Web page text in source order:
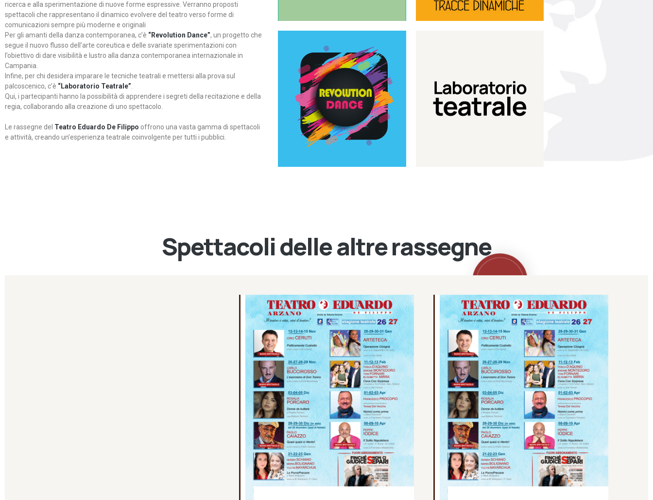
ricerca e alla sperimentazione di nuove forme espressive. Verranno proposti
spettacoli che rappresentano il dinamico evolvere del teatro verso forme di
comunicazioni sempre più moderne e originali
Per gli amanti della danza contemporanea, c’è “Revolution Dance”, un progetto che
segue il nuovo flusso dell’arte coreutica e delle svariate sperimentazioni con
l’obiettivo di dare visibilità e lustro alla danza contemporanea internazionale in
Campania.
Infine, per chi desidera imparare le tecniche teatrali e mettersi alla prova sul
palcoscenico, c’è “Laboratorio Teatrale”
Qui, i partecipanti hanno la possibilità di apprendere i segreti della recitazione e della
regia, collaborando alla creazione di uno spettacolo.
Le rassegne del Teatro Eduardo De Filippo offrono una vasta gamma di spettacoli
e attività, creando un’esperienza teatrale coinvolgente per tutti i pubblici.
Revolution Dance
Rassegna di danza
contemporanea – I Edizione
Continua
Laboratorio di teatro del
Teatro Eduardo de Filippo
Spettacoli delle altre rassegne